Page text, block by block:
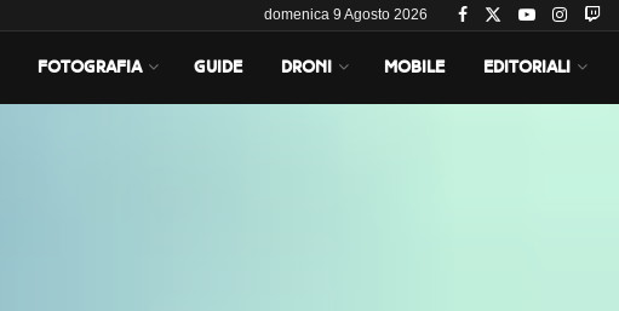
domenica 9 Agosto 2026
FOTOGRAFIA GUIDE DRONI MOBILE EDITORIALI